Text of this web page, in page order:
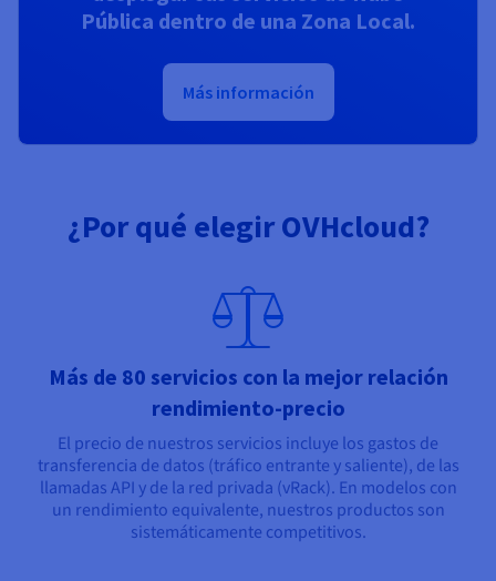
Pública dentro de una Zona Local.
Más información
¿Por qué elegir OVHcloud?
Más de 80 servicios con la mejor relación
rendimiento-precio
El precio de nuestros servicios incluye los gastos de
transferencia de datos (tráfico entrante y saliente), de las
llamadas API y de la red privada (vRack). En modelos con
un rendimiento equivalente, nuestros productos son
sistemáticamente competitivos.